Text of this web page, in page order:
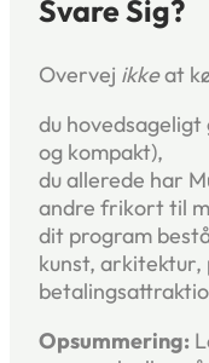
Svare Sig?
Overvej ikkeat
du
og kompakt),
du allerede har
andre frikort til
dit program
kunst, arkitektur,
Opsummering: